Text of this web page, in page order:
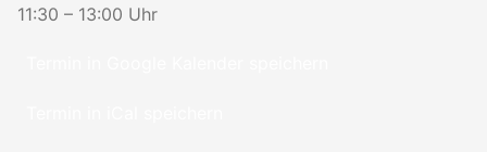
11:30 – 13:00 Uhr